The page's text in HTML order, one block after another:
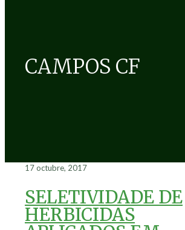
CAMPOS CF
17 octubre, 2017
SELETIVIDADE DE
HERBICIDAS